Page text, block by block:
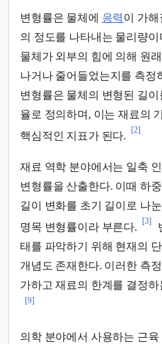
변형률은 물체에 응력이 가해
의 정도를 나타내는 물리량
물체가 외부의 힘에 의해 원
나거나 줄어들었는지를 측정
변형률은 물체의 변형된 길이
율로 정의하며, 이는 재료의
핵심적인 지표가 된다.
[2]
재료 역학 분야에서는 일축
변형률을 산출한다. 이때 하
길이 변화를 초기 길이로 나
명목 변형률이라 부른다.
[3]
태를 파악하기 위해 현재의
개념도 존재한다. 이러한 측
가하고 재료의 한계를 결정
[9]
의학 분야에서 사용하는 근육